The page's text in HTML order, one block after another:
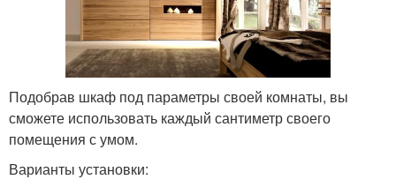
Подобрав шкаф под параметры своей комнаты, вы
сможете использовать каждый сантиметр своего
помещения с умом.
Варианты установки: